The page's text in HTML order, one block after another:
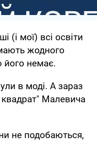
(і мої) всі освіти
жодного
його немає.
в моді. А зараз
квадрат" Малевича
не подобаються,